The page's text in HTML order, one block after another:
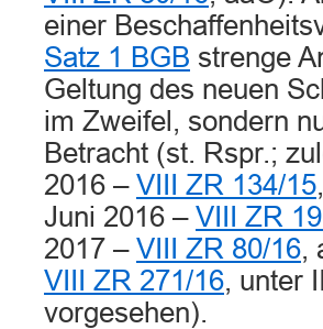
einer
Satz 1 BGB strenge
Geltung des neuen
im Zweifel, sondern
Betracht (st. Rspr.;
2016 – VIII ZR 134/15,
Juni 2016 – VIII ZR
2017 – VIII ZR 80/16,
VIII ZR 271/16, unter
vorgesehen).